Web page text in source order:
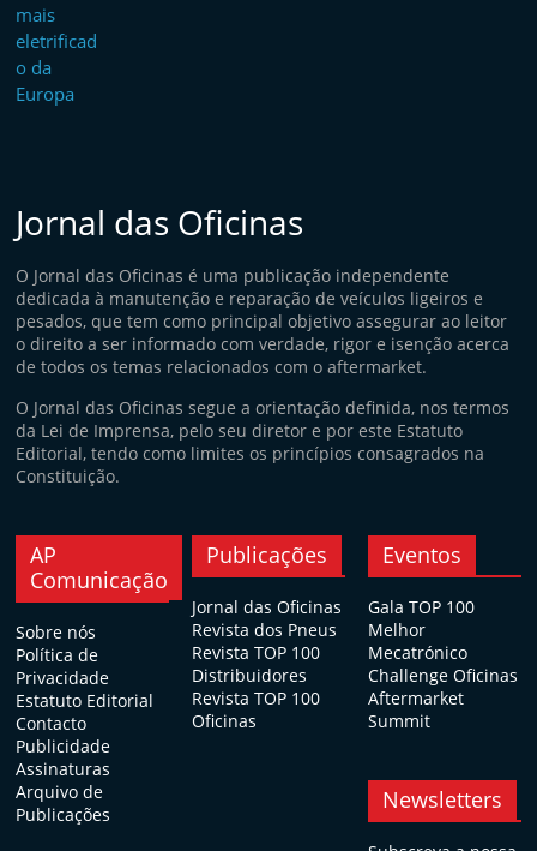
Jornal das Oficinas
O Jornal das Oficinas é uma publicação independente
dedicada à manutenção e reparação de veículos ligeiros e
pesados, que tem como principal objetivo assegurar ao leitor
o direito a ser informado com verdade, rigor e isenção acerca
de todos os temas relacionados com o aftermarket.
O Jornal das Oficinas segue a orientação definida, nos termos
da Lei de Imprensa, pelo seu diretor e por este Estatuto
Editorial, tendo como limites os princípios consagrados na
Constituição.
AP
Comunicação
Sobre nós
Política de
Privacidade
Estatuto Editorial
Contacto
Publicidade
Assinaturas
Arquivo de
Publicações
Publicações
Jornal das Oficinas
Revista dos Pneus
Revista TOP 100
Distribuidores
Revista TOP 100
Oficinas
Eventos
Gala TOP 100
Melhor
Mecatrónico
Challenge Oficinas
Aftermarket
Summit
Newsletters